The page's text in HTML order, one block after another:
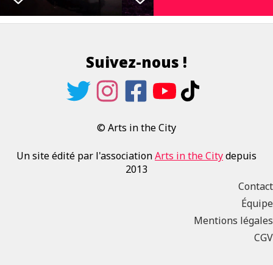
Suivez-nous !
© Arts in the City
Un site édité par l'associationArts in the Citydepuis
2013
Contact
Équipe
Mentions légales
CGV